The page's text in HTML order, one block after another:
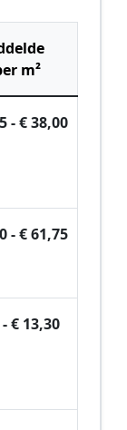
m²
- € 38,00
- € 61,75
€ 13,30